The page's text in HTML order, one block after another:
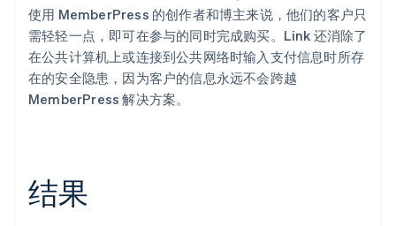
使用 MemberPress 的创作者和博主来说，他们的客户只
需轻轻一点，即可在参与的同时完成购买。Link 还消除了
在公共计算机上或连接到公共网络时输入支付信息时所存
在的安全隐患，因为客户的信息永远不会跨越
MemberPress 解决方案。
结果